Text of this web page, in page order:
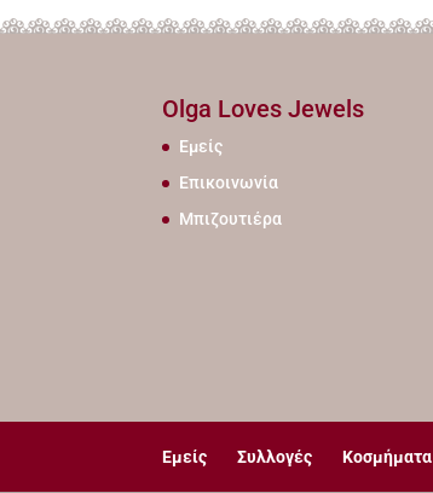
Olga Loves Jewels
Εμείς
Επικοινωνία
Μπιζουτιέρα
Εμείς Συλλογές Κοσμήματα